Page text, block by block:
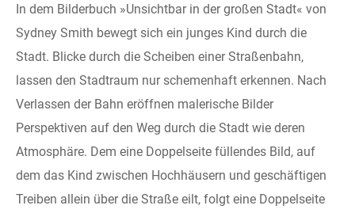
In dem Bilderbuch »Unsichtbar in der großen Stadt« von
Sydney Smith bewegt sich ein junges Kind durch die
Stadt. Blicke durch die Scheiben einer Straßenbahn,
lassen den Stadtraum nur schemenhaft erkennen. Nach
Verlassen der Bahn eröffnen malerische Bilder
Perspektiven auf den Weg durch die Stadt wie deren
Atmosphäre. Dem eine Doppelseite füllendes Bild, auf
dem das Kind zwischen Hochhäusern und geschäftigen
Treiben allein über die Straße eilt, folgt eine Doppelseite